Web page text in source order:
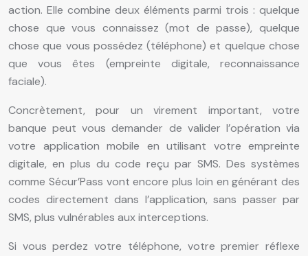
action. Elle combine deux éléments parmi trois : quelque
chose que vous connaissez (mot de passe), quelque
chose que vous possédez (téléphone) et quelque chose
que vous êtes (empreinte digitale, reconnaissance
faciale).
Concrètement, pour un virement important, votre
banque peut vous demander de valider l’opération via
votre application mobile en utilisant votre empreinte
digitale, en plus du code reçu par SMS. Des systèmes
comme Sécur’Pass vont encore plus loin en générant des
codes directement dans l’application, sans passer par
SMS, plus vulnérables aux interceptions.
Si vous perdez votre téléphone, votre premier réflexe